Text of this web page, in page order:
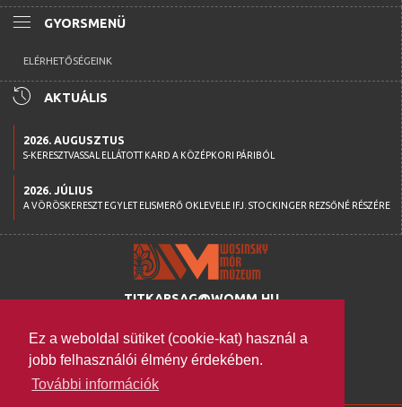
Ez a weboldal sütiket (cookie-kat) használ a
jobb felhasználói élmény érdekében.
További információk
menu GYORSMENÜ
ELÉRHETŐSÉGEINK
history AKTUÁLIS
2026. AUGUSZTUS
S-KERESZTVASSAL ELLÁTOTT KARD A KÖZÉPKORI PÁRIBÓL
2026. JÚLIUS
A VÖRÖSKERESZT EGYLET ELISMERŐ OKLEVELE IFJ. STOCKINGER REZSŐNÉ RÉSZÉRE
TITKARSAG@WOMM.HU
H-7100 SZEKSZÁRD,
SZENT ISTVÁN TÉR 26.